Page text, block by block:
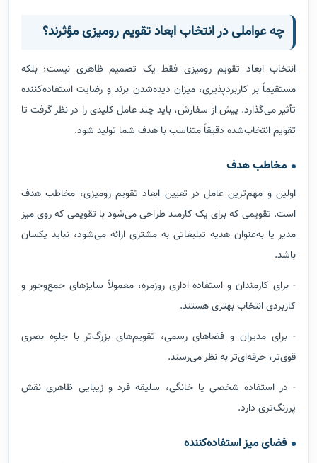
چه عواملی در انتخاب ابعاد تقویم رومیزی مؤثرند؟
انتخاب ابعاد تقویم رومیزی فقط یک تصمیم ظاهری نیست؛ بلکه
مستقیماً بر کاربردپذیری، میزان دیده‌شدن برند و رضایت استفاده‌کننده
تأثیر می‌گذارد. پیش از سفارش، باید چند عامل کلیدی را در نظر گرفت تا
تقویم انتخاب‌شده دقیقاً متناسب با هدف شما تولید شود.
مخاطب هدف
اولین و مهم‌ترین عامل در تعیین ابعاد تقویم رومیزی، مخاطب هدف
است. تقویمی که برای یک کارمند طراحی می‌شود با تقویمی که روی میز
مدیر یا به‌عنوان هدیه تبلیغاتی به مشتری ارائه می‌شود، نباید یکسان
باشد.
- برای کارمندان و استفاده اداری روزمره، معمولاً سایزهای جمع‌وجور و
کاربردی انتخاب بهتری هستند.
- برای مدیران و فضاهای رسمی، تقویم‌های بزرگ‌تر با جلوه بصری
قوی‌تر، حرفه‌ای‌تر به نظر می‌رسند.
- در استفاده شخصی یا خانگی، سلیقه فرد و زیبایی ظاهری نقش
پررنگ‌تری دارد.
فضای میز استفاده‌کننده